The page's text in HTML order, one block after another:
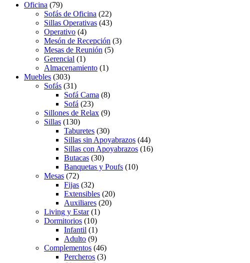
Oficina (79)
Sofás de Oficina (22)
Sillas Operativas (43)
Operativo (4)
Mesón de Recepción (3)
Mesas de Reunión (5)
Gerencial (1)
Almacenamiento (1)
Muebles (303)
Sofás (31)
Sofá Cama (8)
Sofá (23)
Sillones de Relax (9)
Sillas (130)
Taburetes (30)
Sillas sin Apoyabrazos (44)
Sillas con Apoyabrazos (16)
Butacas (30)
Banquetas y Poufs (10)
Mesas (72)
Fijas (32)
Extensibles (20)
Auxiliares (20)
Living y Estar(1)
Dormitorios (10)
Infantil (1)
Adulto (9)
Complementos (46)
Percheros (3)